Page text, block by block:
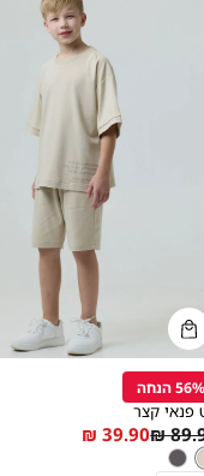
התנועה
יצרנו מגוון רחב
מגניבים,
עדכניים שילדים
בחרנו בקפידה
וידאו בסלון.
עם בגדי הפנאי של
לכל אחד למצוא
המיוחד
קנייה
מהירה
56% הנחה
פנאי קצר
As
39.90 ₪
אפור